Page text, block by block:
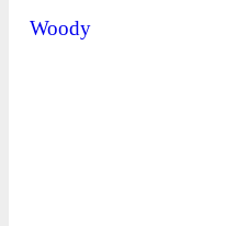
Woody